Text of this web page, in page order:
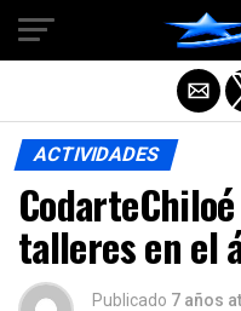
ACTIVIDADES
talleres en el
Publicado 7 años
Salir de